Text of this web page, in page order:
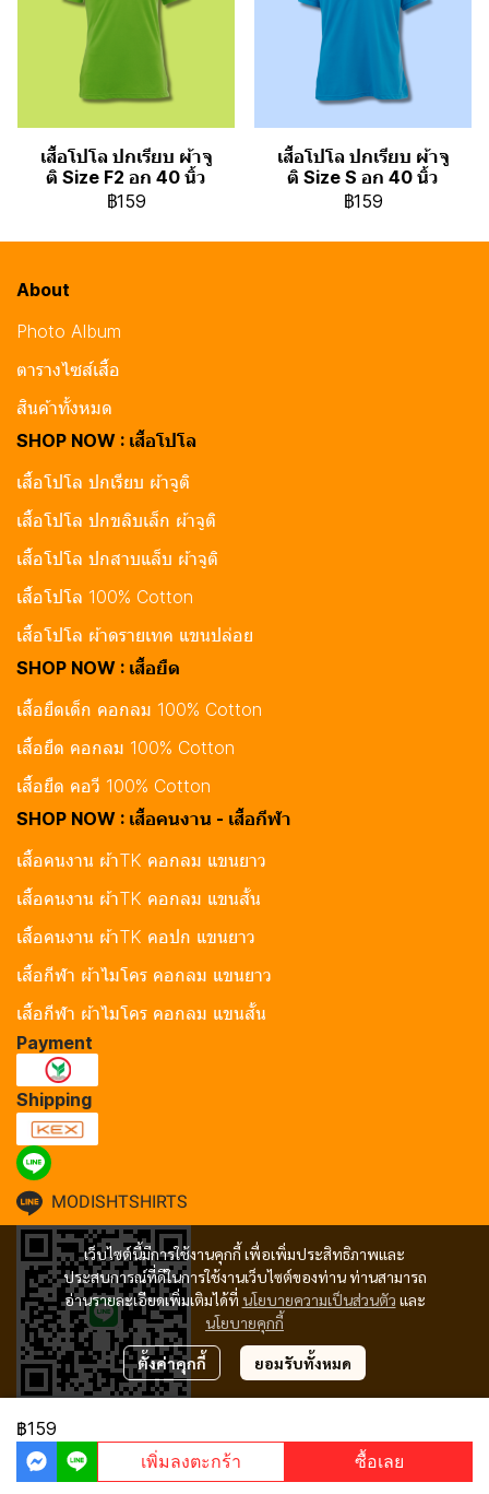
เสื้อโปโล ปกเรียบ ผ้าจู
ติ Size F2 อก 40 นิ้ว
฿159
เสื้อโปโล ปกเรียบ ผ้าจู
ติ Size S อก 40 นิ้ว
฿159
฿159
เพิ่มลงตะกร้า ซื้อเลย
เว็บไซต์นี้มีการใช้งานคุกกี้ เพื่อเพิ่มประสิทธิภาพและ
ประสบการณ์ที่ดีในการใช้งานเว็บไซต์ของท่าน ท่านสามารถ
อ่านรายละเอียดเพิ่มเติมได้ที่ นโยบายความเป็นส่วนตัว และ
นโยบายคุกกี้
ตั้งค่าคุกกี้ ยอมรับทั้งหมด
About
Photo Album
ตารางไซส์เสื้อ
สินค้าทั้งหมด
SHOP NOW : เสื้อโปโล
เสื้อโปโล ปกเรียบ ผ้าจูติ
เสื้อโปโล ปกขลิบเล็ก ผ้าจูติ
เสื้อโปโล ปกสาบแล็บ ผ้าจูติ
เสื้อโปโล 100% Cotton
เสื้อโปโล ผ้าดรายเทค แขนปล่อย
SHOP NOW : เสื้อยืด
เสื้อยืดเด็ก คอกลม 100% Cotton
เสื้อยืด คอกลม 100% Cotton
เสื้อยืด คอวี 100% Cotton
SHOP NOW : เสื้อคนงาน - เสื้อกีฬา
เสื้อคนงาน ผ้าTK คอกลม แขนยาว
เสื้อคนงาน ผ้าTK คอกลม แขนสั้น
เสื้อคนงาน ผ้าTK คอปก แขนยาว
เสื้อกีฬา ผ้าไมโคร คอกลม แขนยาว
เสื้อกีฬา ผ้าไมโคร คอกลม แขนสั้น
Payment
Shipping
MODISHTSHIRTS
Copyright 2024 | All Rights Reserved | Powered by MWE
Powered By MakeWebEasy